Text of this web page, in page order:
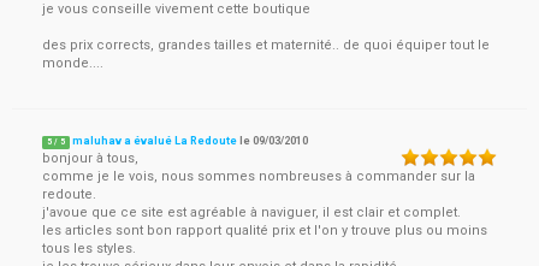
je vous conseille vivement cette boutique
des prix corrects, grandes tailles et maternité.. de quoi équiper tout le
monde....
5 / 5 maluhav a évalué La Redoute le09/03/2010
bonjour à tous,
comme je le vois, nous sommes nombreuses à commander sur la
redoute.
j'avoue que ce site est agréable à naviguer, il est clair et complet.
les articles sont bon rapport qualité prix et l'on y trouve plus ou moins
tous les styles.